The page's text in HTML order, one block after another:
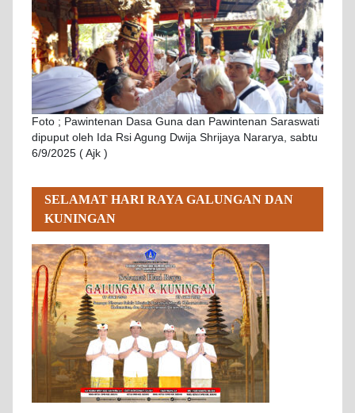
Foto ; Pawintenan Dasa Guna dan Pawintenan Saraswati
dipuput oleh Ida Rsi Agung Dwija Shrijaya Nararya, sabtu
6/9/2025 ( Ajk )
SELAMAT HARI RAYA GALUNGAN DAN
KUNINGAN